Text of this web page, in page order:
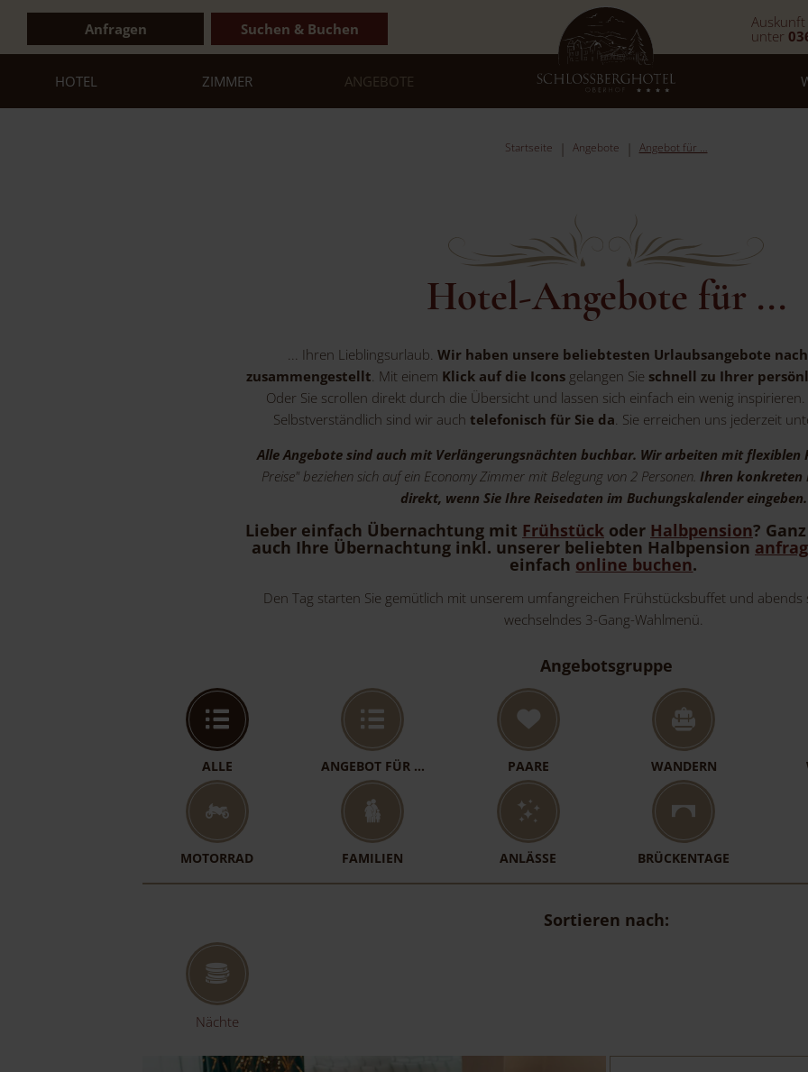
Anfragen Suchen & Buchen
unter
HOTEL ZIMMER ANGEBOTE
Startseite Angebote Angebot für …
Hotel-Angebote für ...
... Ihren Lieblingsurlaub.Wir haben unsere beliebtesten Urlaubsangebote
zusammengestellt . Mit einem Klick auf die Iconsgelangen Sie schnell zu Ihrer
Oder Sie scrollen direkt durch die Übersicht und lassen sich einfach ein wenig inspirieren.
Selbstverständlich sind wir auch telefonisch für Sie da . Sie erreichen uns jederzeit
Alle Angebote sind auch mit Verlängerungsnächten buchbar. Wir arbeiten mit flexiblen
Preise" beziehen sich auf ein Economy Zimmer mit Belegung von 2 Personen. Ihren konkreten
direkt, wenn Sie Ihre Reisedaten im Buchungskalender eingeben.
Lieber einfach Übernachtung mit Frühstückoder Halbpension?
auch Ihre Übernachtung inkl. unsererbeliebten Halbpension
einfach online buchen.
Den Tag starten Sie gemütlich mit unserem umfangreichen Frühstücksbuffet und abends
wechselndes 3-Gang-Wahlmenü.
Angebotsgruppe
ALLE ANGEBOT FÜR … PAARE WANDERN
MOTORRAD FAMILIEN ANLÄSSE BRÜCKENTAGE
Sortieren nach:
Nächte